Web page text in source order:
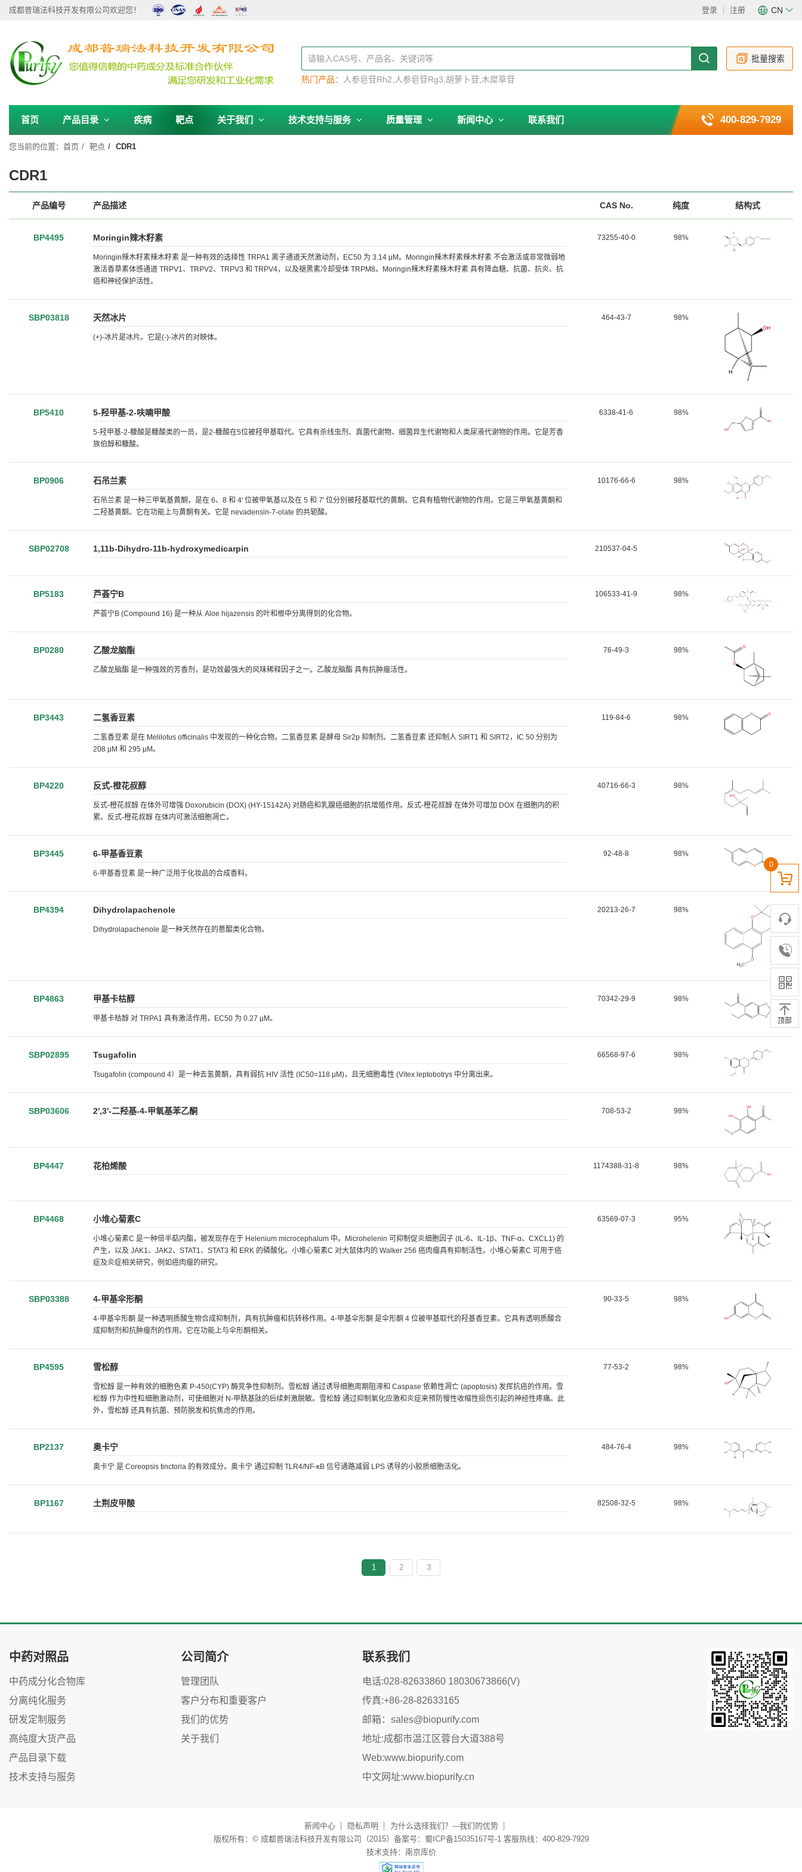
成都普瑞法科技开发有限公司欢迎您！ 登录 注册 CN
EN
热门产品： 人参皂苷Rh2 人参皂苷Rg3 胡萝卜苷 木犀草苷
批量搜索
首页 产品目录 疾病 靶点 关于我们 技术支持与服务 质量管理 新闻中心 联系我们 400-829-7929
您当前的位置： 首页 靶点 CDR1
CDR1
产品编号 产品描述 CAS No. 纯度 结构式
BP4495 Moringin辣木籽素
Moringin辣木籽素辣木籽素 是一种有效的选择性 TRPA1 离子通道天然激动剂，EC50 为 3.14 μM。Moringin辣木籽素辣木籽素 不会激活或非常微弱地
激活香草素体感通道 TRPV1、TRPV2、TRPV3 和 TRPV4，以及褪黑素冷却受体 TRPM8。Moringin辣木籽素辣木籽素 具有降血糖、抗菌、抗炎、抗
癌和神经保护活性。
73255-40-0 98%
SBP03818 天然冰片
(+)-冰片是冰片。它是(-)-冰片的对映体。
464-43-7 98%
BP5410 5-羟甲基-2-呋喃甲酸
5-羟甲基-2-糠酸是糠酸类的一员，是2-糠酸在5位被羟甲基取代。它具有杀线虫剂、真菌代谢物、细菌异生代谢物和人类尿液代谢物的作用。它是芳香
族伯醇和糠酸。
6338-41-6 98%
BP0906 石吊兰素
石吊兰素 是一种三甲氧基黄酮，是在 6、8 和 4' 位被甲氧基以及在 5 和 7' 位分别被羟基取代的黄酮。它具有植物代谢物的作用。它是三甲氧基黄酮和
二羟基黄酮。它在功能上与黄酮有关。它是 nevadensin-7-olate 的共轭酸。
10176-66-6 98%
SBP02708 1,11b-Dihydro-11b-hydroxymedicarpin 210537-04-5
BP5183 芦荟宁B
芦荟宁B (Compound 16) 是一种从 Aloe hijazensis 的叶和根中分离得到的化合物。
106533-41-9 98%
BP0280 乙酸龙脑酯
乙酸龙脑酯 是一种强效的芳香剂，是功效最强大的风味稀释因子之一。乙酸龙脑酯 具有抗肿瘤活性。
76-49-3 98%
BP3443 二氢香豆素
二氢香豆素 是在 Melilotus officinalis 中发现的一种化合物。二氢香豆素 是酵母 Sir2p 抑制剂。二氢香豆素 还抑制人 SIRT1 和 SIRT2，IC 50 分别为
208 μM 和 295 μM。
119-84-6 98%
BP4220 反式-橙花叔醇
反式-橙花叔醇 在体外可增强 Doxorubicin (DOX) (HY-15142A) 对肠癌和乳腺癌细胞的抗增殖作用。反式-橙花叔醇 在体外可增加 DOX 在细胞内的积
累。反式-橙花叔醇 在体内可激活细胞凋亡。
40716-66-3 98%
BP3445 6-甲基香豆素
6-甲基香豆素 是一种广泛用于化妆品的合成香料。
92-48-8 98%
BP4394 Dihydrolapachenole
Dihydrolapachenole 是一种天然存在的蒽醌类化合物。
20213-26-7 98%
BP4863 甲基卡枯醇
甲基卡枯醇 对 TRPA1 具有激活作用，EC50 为 0.27 µM。
70342-29-9 98%
SBP02895 Tsugafolin
Tsugafolin (compound 4）是一种去氢黄酮，具有弱抗 HIV 活性 (IC50=118 μM)，且无细胞毒性 (Vitex leptobotrys 中分离出来。
66568-97-6 98%
SBP03606 2',3'-二羟基-4-甲氧基苯乙酮 708-53-2 98%
BP4447 花柏烯酸 1174388-31-8 98%
BP4468 小堆心菊素C
小堆心菊素C 是一种倍半萜内酯，被发现存在于 Helenium microcephalum 中。Microhelenin 可抑制促炎细胞因子 (IL-6、IL-1β、TNF-α、CXCL1) 的
产生，以及 JAK1、JAK2、STAT1、STAT3 和 ERK 的磷酸化。小堆心菊素C 对大鼠体内的 Walker 256 癌肉瘤具有抑制活性。小堆心菊素C 可用于癌
症及炎症相关研究，例如癌肉瘤的研究。
63569-07-3 95%
SBP03388 4-甲基伞形酮
4-甲基伞形酮 是一种透明质酸生物合成抑制剂，具有抗肿瘤和抗转移作用。4-甲基伞形酮 是伞形酮 4 位被甲基取代的羟基香豆素。它具有透明质酸合
成抑制剂和抗肿瘤剂的作用。它在功能上与伞形酮相关。
90-33-5 98%
BP4595 雪松醇
雪松醇 是一种有效的细胞色素 P-450(CYP) 酶竞争性抑制剂。雪松醇 通过诱导细胞周期阻滞和 Caspase 依赖性凋亡 (apoptosis) 发挥抗癌的作用。雪
松醇 作为中性粒细胞激动剂，可使细胞对 N-甲酰基肽的后续刺激脱敏。雪松醇 通过抑制氧化应激和炎症来预防慢性收缩性损伤引起的神经性疼痛。此
外，雪松醇 还具有抗菌、预防脱发和抗焦虑的作用。
77-53-2 98%
BP2137 奥卡宁
奥卡宁 是 Coreopsis tinctoria 的有效成分。奥卡宁 通过抑制 TLR4/NF-κB 信号通路减弱 LPS 诱导的小胶质细胞活化。
484-76-4 98%
BP1167 土荆皮甲酸 82508-32-5 98%
1 2 3
中药对照品
中药成分化合物库
分离纯化服务
研发定制服务
高纯度大货产品
产品目录下载
技术支持与服务
公司简介
管理团队
客户分布和重要客户
我们的优势
关于我们
联系我们
电话:028-82633860 18030673866(V)
传真:+86-28-82633165
邮箱： sales@biopurify.com
地址:成都市温江区蓉台大道388号
Web:www.biopurify.com
中文网址:www.biopurify.cn
新闻中心 隐私声明
为什么选择我们？---我们的优势
版权所有：© 成都普瑞法科技开发有限公司（2015）备案号：蜀ICP备15035167号-1 客服热线：400-829-7929
技术支持： 南京库价
0
顶部